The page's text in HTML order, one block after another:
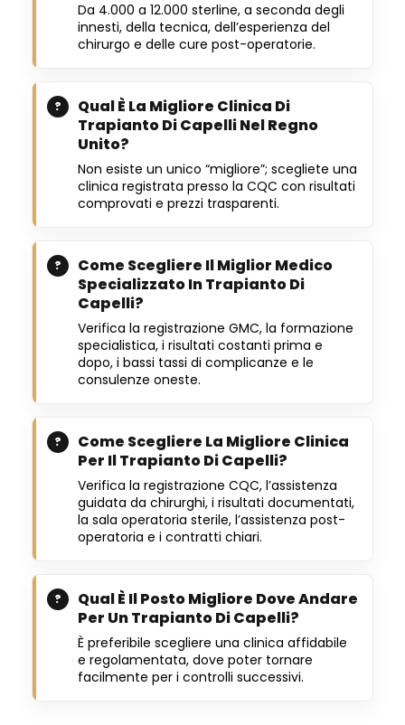
Da 4.000 a 12.000 sterline, a seconda degli
innesti, della tecnica, dell’esperienza del
chirurgo e delle cure post-operatorie.
Qual È La Migliore Clinica Di
Trapianto Di Capelli Nel Regno
Unito?
Non esiste un unico “migliore”; scegliete una
clinica registrata presso la CQC con risultati
comprovati e prezzi trasparenti.
Come Scegliere Il Miglior Medico
Specializzato In Trapianto Di
Capelli?
Verifica la registrazione GMC, la formazione
specialistica, i risultati costanti prima e
dopo, i bassi tassi di complicanze e le
consulenze oneste.
Come Scegliere La Migliore Clinica
Per Il Trapianto Di Capelli?
Verifica la registrazione CQC, l’assistenza
guidata da chirurghi, i risultati documentati,
la sala operatoria sterile, l’assistenza post-
operatoria e i contratti chiari.
Qual È Il Posto Migliore Dove Andare
Per Un Trapianto Di Capelli?
È preferibile scegliere una clinica affidabile
e regolamentata, dove poter tornare
facilmente per i controlli successivi.